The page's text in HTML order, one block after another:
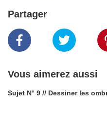
Partager
Vous aimerez aussi
Sujet N° 9 // Dessiner les